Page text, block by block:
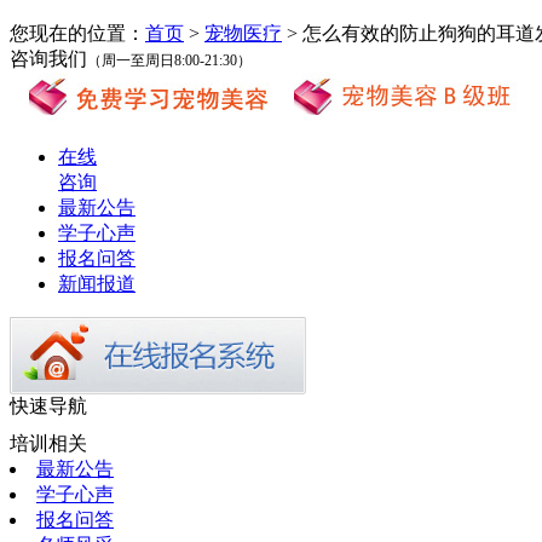
您现在的位置： 首页 > 宠物医疗 > 怎么有效的防止狗狗的耳道
咨询我们 （周一至周日8:00-21:30）
在线
咨询
最新公告
学子心声
报名问答
新闻报道
快速导航
培训相关
最新公告
学子心声
报名问答